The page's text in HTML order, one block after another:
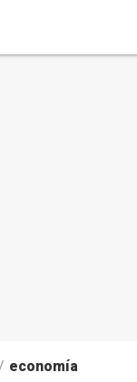
economía